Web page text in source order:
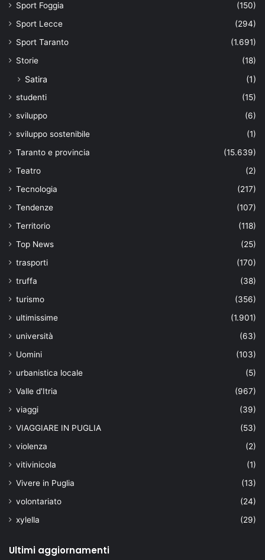
Sport Foggia
(150)
Sport Lecce
(294)
Sport Taranto
(1.691)
Storie
(18)
Satira (1)
studenti
(15)
sviluppo
(6)
sviluppo sostenibile
(1)
Taranto e provincia
(15.639)
Teatro
(2)
Tecnologia
(217)
Tendenze
(107)
Territorio
(118)
Top News
(25)
trasporti
(170)
truffa
(38)
turismo
(356)
ultimissime
(1.901)
università
(63)
Uomini
(103)
urbanistica locale
(5)
Valle d'Itria
(967)
viaggi
(39)
VIAGGIARE IN PUGLIA
(53)
violenza
(2)
vitivinicola
(1)
Vivere in Puglia
(13)
volontariato
(24)
xylella
(29)
Ultimi aggiornamenti